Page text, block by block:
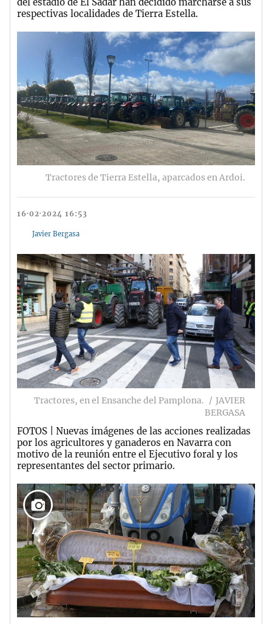
respectivas localidades de Tierra Estella.
Tractores de Tierra Estella, aparcados en Ardoi.
16·02·2024 16:53
Javier Bergasa
Tractores, en el Ensanche del Pamplona.
JAVIER
BERGASA
FOTOS | Nuevas imágenes de las acciones realizadas
por los agricultores y ganaderos en Navarra con
motivo de la reunión entre el Ejecutivo foral y los
representantes del sector primario.
44